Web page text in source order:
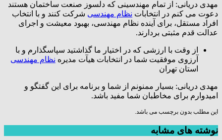
مهدی دریانی: از تمام مهندسینی که دلسوز صنعت ساختمان هستند
دعوت می کنم در انتخابات نظام مهندسی شرکت کنند و با انتخاب
افراد مستقل، برای آینده نظام مهندسی، بهبود معیشت و اجرای
عدالت قدم مثبتی بردارند.
از وقت با ارزشی که در اختیار ما گذاشتید سپاسگذارم و با
آرزوی موفقیت شما در انتخابات هیآت مدیره نظام مهندسی
استان تهران
مهدی دریانی: بسیار ممنونم از شما و برنامه برای این گفتگو و
امیدوارم برای مخاطبان شما مفید باشد.
این مطلب بدون برچسب می باشد.
نوشته های مشابه